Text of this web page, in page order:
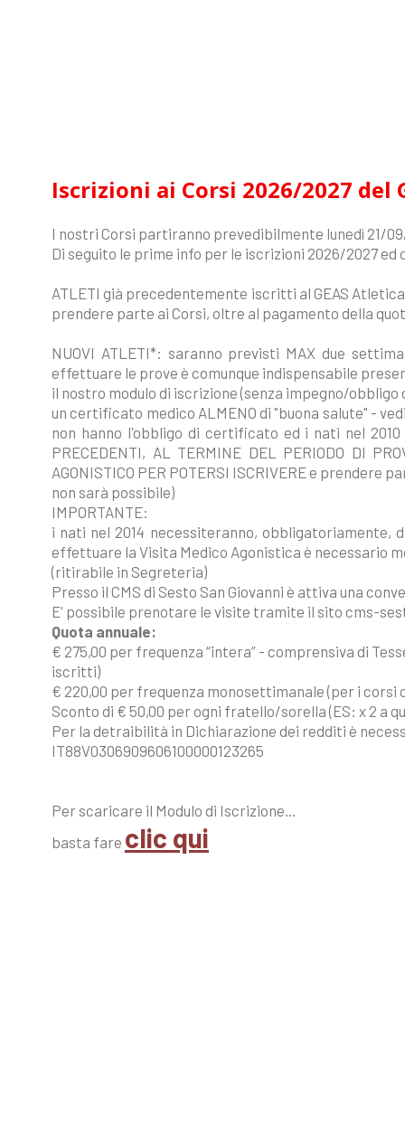
Iscrizioni ai Corsi 2026/2027 del
I nostri Corsi partiranno prevedibilmente lunedì 21/
Di seguito le prime info per le iscrizioni 2026/2027
ATLETI già precedentemente iscritti al GEAS
prendere parte ai Corsi, oltre al pagamento della
NUOVI ATLETI*: saranno previsti MAX due
effettuare le prove è comunque indispensabile
il nostro modulo di iscrizione (senza impegno/
un certificato medico ALMENO di "buona salute" -
non hanno l'obbligo di certificato ed i nati nel 2010
PRECEDENTI, AL TERMINE DEL PERIODO DI
AGONISTICO PER POTERSI ISCRIVERE e
non sarà possibile)
IMPORTANTE:
i nati nel 2014 necessiteranno, obbligatoriamente,
effettuare la Visita Medico Agonistica è necessario
(ritirabile in Segreteria)
Presso il CMS di Sesto San Giovanni è attiva una
E' possibile prenotare le visite tramite il sito cms-
Quota annuale:
€ 275,00 per frequenza “intera” - comprensiva di
iscritti)
€ 220,00 per frequenza monosettimanale (per i corsi
Sconto di € 50,00 per ogni fratello/sorella (ES: x 2 a
Per la detraibilità in Dichiarazione dei redditi è
IT88V0306909606100000123265
Per scaricare il Modulo di Iscrizione…
basta fare clic qui